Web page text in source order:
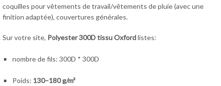
coquilles pour vêtements de travail/vêtements de pluie (avec une
finition adaptée), couvertures générales.
Sur votre site, Polyester 300D tissu Oxfordlistes:
nombre de fils: 300D * 300D
Poids: 130–180 g/m²